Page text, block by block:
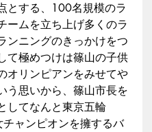
とする、100名規模のラ
ームを立ち上げ多くのラ
ンニングのきっかけをつ
て極めつけは篠山の子供
オリンピアンをみせてや
う思いから、篠山市長を
してなんと東京五輪
ャンピオンを擁するバ